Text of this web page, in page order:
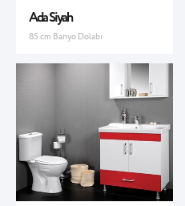
Ada Siyah
85 cm Banyo Dolabı